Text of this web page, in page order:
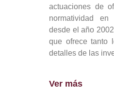
actuaciones de
normatividad
desde el año
que ofrece tanto
detalles de las
Ver más